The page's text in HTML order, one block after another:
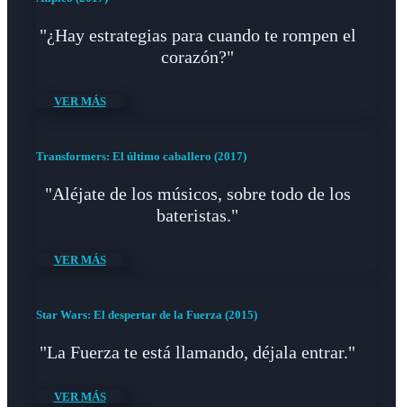
"¿Hay estrategias para cuando te rompen el
corazón?"
VER MÁS
Transformers: El último caballero (2017)
"Aléjate de los músicos, sobre todo de los
bateristas."
VER MÁS
Star Wars: El despertar de la Fuerza (2015)
"La Fuerza te está llamando, déjala entrar."
VER MÁS